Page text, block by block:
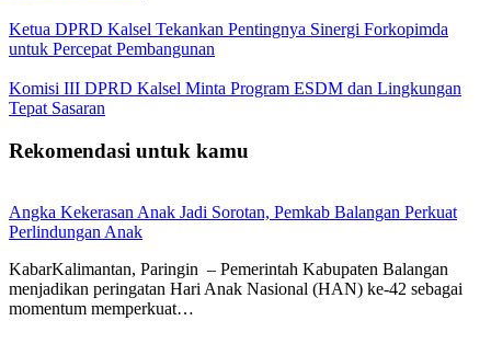
Ketua DPRD Kalsel Tekankan Pentingnya Sinergi Forkopimda
untuk Percepat Pembangunan
Komisi III DPRD Kalsel Minta Program ESDM dan Lingkungan
Tepat Sasaran
Rekomendasi untuk kamu
Angka Kekerasan Anak Jadi Sorotan, Pemkab Balangan Perkuat
Perlindungan Anak
KabarKalimantan, Paringin – Pemerintah Kabupaten Balangan
menjadikan peringatan Hari Anak Nasional (HAN) ke-42 sebagai
momentum memperkuat…